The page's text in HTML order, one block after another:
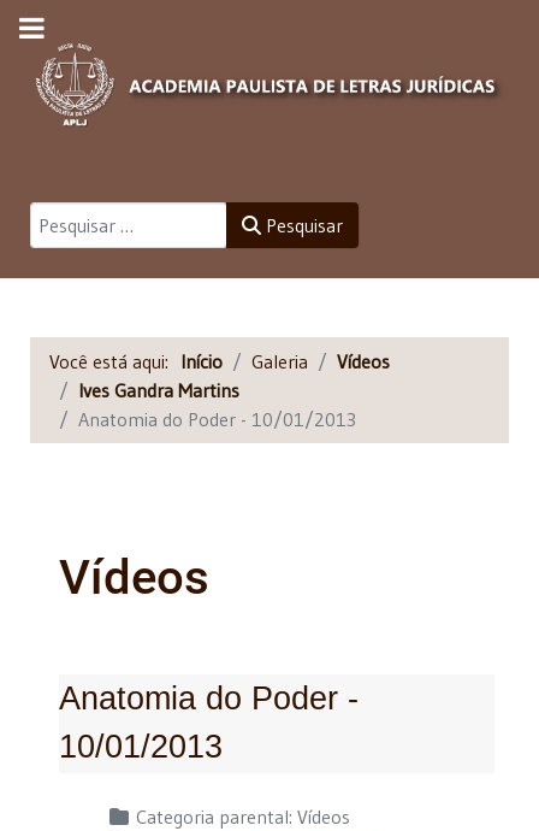
Pesquisar Pesquisar
Você está aqui: Início Galeria
Vídeos
Ives Gandra Martins
Anatomia do Poder - 10/01/2013
Vídeos
Anatomia do Poder -
10/01/2013
Detalhes Categoria parental: Vídeos